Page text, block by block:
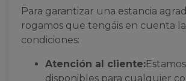
Para garantizar una estancia
rogamos que tengáis en cuenta
condiciones:
Atención al cliente:
disponibles para cualquier